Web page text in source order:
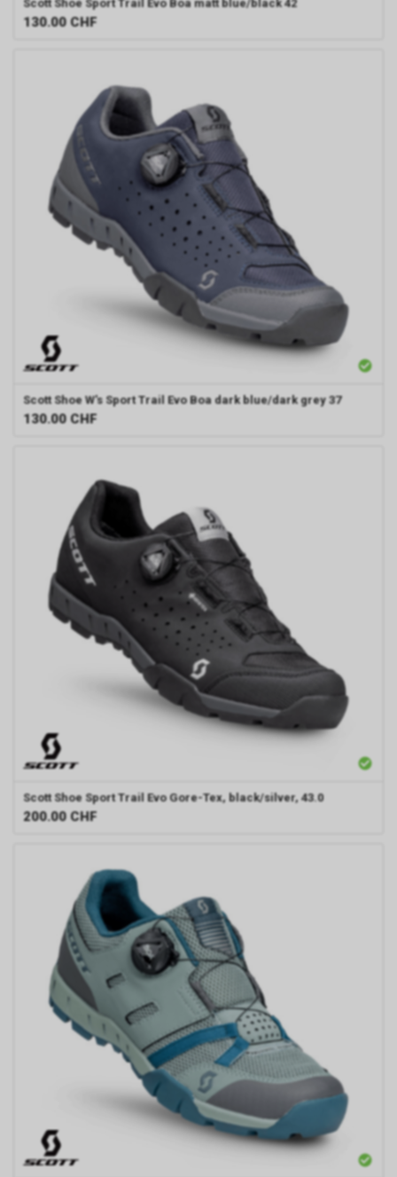
Scott Shoe Sport Trail Evo Boa matt blue/black 42
130.00 CHF
Scott Shoe W's Sport Trail Evo Boa dark blue/dark grey 37
130.00 CHF
Scott Shoe Sport Trail Evo Gore-Tex, black/silver, 43.0
200.00 CHF